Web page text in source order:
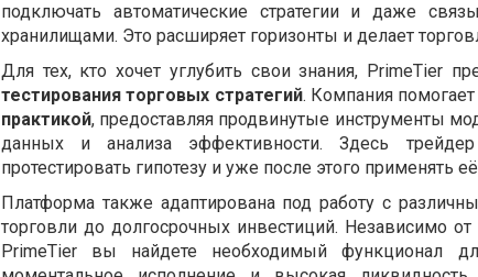
подключать автоматические стратегии и даже
хранилищами. Это расширяет горизонты и делает
Для тех, кто хочет углубить свои знания, PrimeTier
тестирования торговых стратегий. Компания помогает
практикой, предоставляя продвинутые инструменты
данных и анализа эффективности. Здесь
протестировать гипотезу и уже после этого применять
Платформа также адаптирована под работу с
торговли до долгосрочных инвестиций. Независимо
PrimeTier вы найдете необходимый функционал